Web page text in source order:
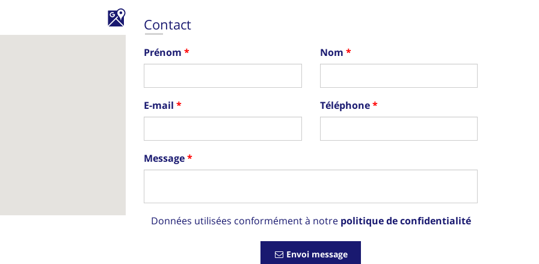
Contact
Prénom Nom
E-mail Téléphone
Message
Données utilisées conformément à notre politique de confidentialité
Envoi message